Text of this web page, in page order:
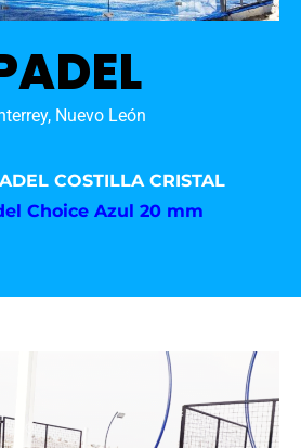
Nuevo León
COSTILLA CRISTAL
Choice Azul 20 mm